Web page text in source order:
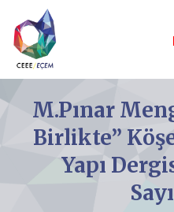
M.Pınar
Birlikte”
Yapı